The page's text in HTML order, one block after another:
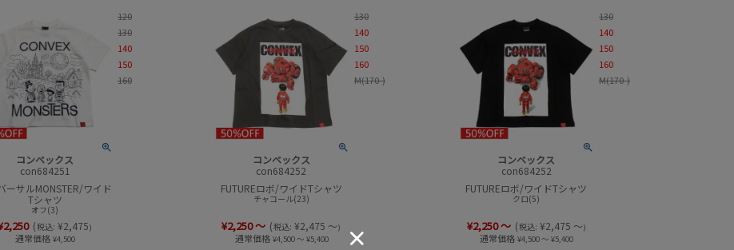
コンベックス
con684251
ーサルMONSTER/ワイド
Tシャツ
オフ(3)
2,250 (税込: ¥2,475)
通常価格 ¥4,500
120
130
140
150
160
コンベックス
con684252
FUTUREロボ/ワイドTシャツ
チャコール(23)
¥2,250～ (税込: ¥2,475 ～)
通常価格 ¥4,500～ ¥5,400
130
140
150
160
M(170-)
コンベックス
con684252
FUTUREロボ/ワイドTシャツ
クロ(5)
¥2,250～ (税込: ¥2,475 ～)
通常価格 ¥4,500～¥5,400
130
140
150
160
M(170-)